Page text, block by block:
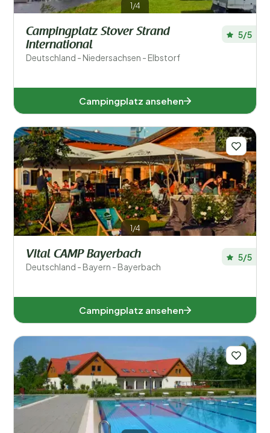
1/4
Campingplatz Stover Strand
International
Deutschland - Niedersachsen - Elbstorf
5/5
Campingplatz ansehen
1/4
Vital CAMP Bayerbach
Deutschland - Bayern - Bayerbach
5/5
Campingplatz ansehen